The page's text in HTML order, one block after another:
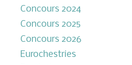
Concours 2024
Concours 2025
Concours 2026
Eurochestries